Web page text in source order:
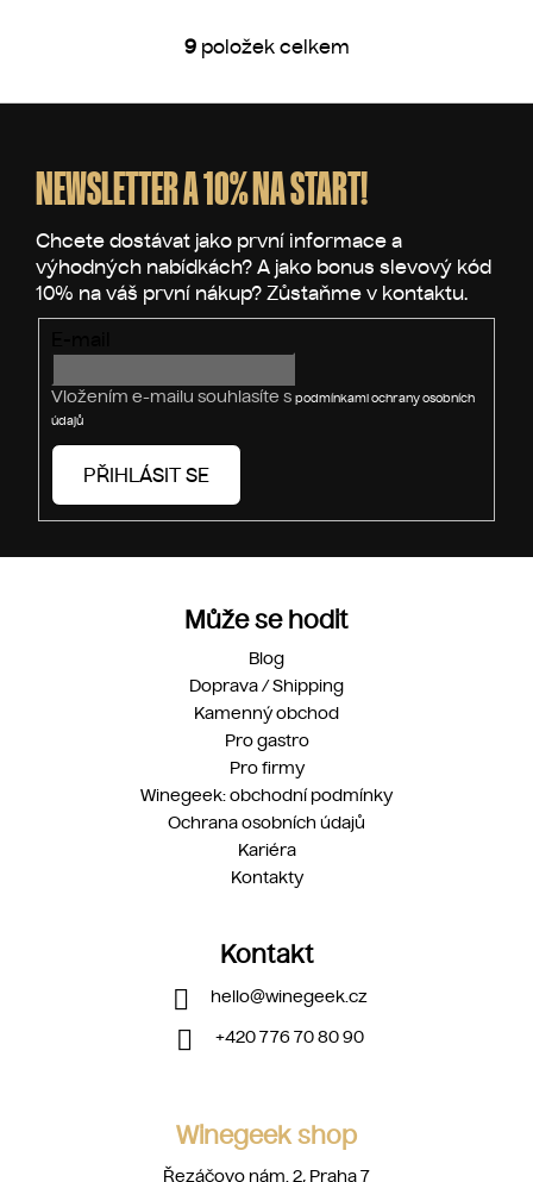
O
l
a
c
í
p
r
v
v
u
9položek celkem
NEWSLETTER A 10% NA START!
Vložením e-mailu souhlasíte s podmínkami ochrany osobních
údajů
PŘIHLÁSIT SE
Může se hodit
Blog
Doprava / Shipping
Kamenný obchod
Pro gastro
Pro firmy
Winegeek: obchodní podmínky
Ochrana osobních údajů
Kariéra
Kontakty
Kontakt
hello@winegeek.cz
+420 776 70 80 90
Winegeek shop
Řezáčovo nám. 2, Praha 7